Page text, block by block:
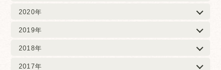
2020年
2019年
2018年
2017年